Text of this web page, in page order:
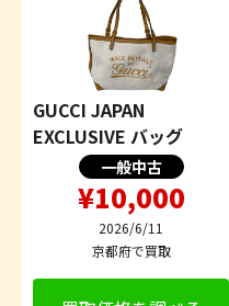
GUCCI JAPAN
EXCLUSIVE バッグ
一般中古
¥10,000
2026/6/11
京都府で買取